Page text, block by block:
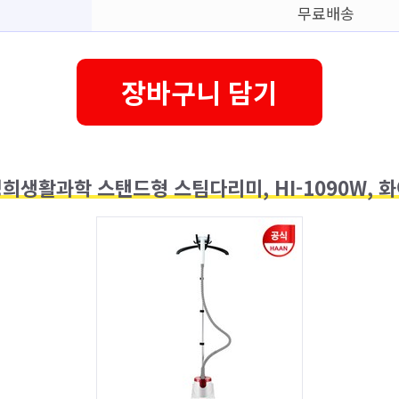
무료배송
장바구니 담기
생활과학 스탠드형 스팀다리미, HI-1090W,